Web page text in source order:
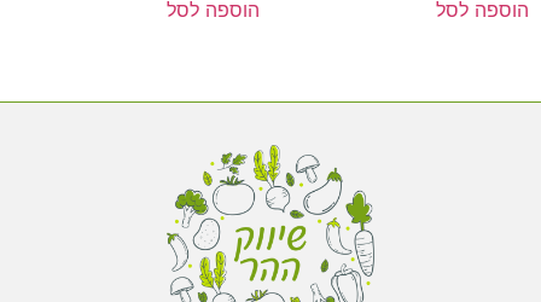
הוספה לסל הוספה לסל